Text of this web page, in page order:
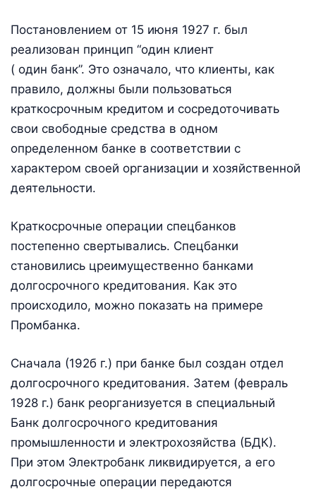
Постановлением от 15 июня 1927 г. был
реализован принцип “один клиент
( один банк”. Это означало, что клиенты, как
правило, должны были пользоваться
краткосрочным кредитом и сосредоточивать
свои свободные средства в одном
определенном банке в соответствии с
характером своей организации и хозяйственной
деятельности.
Краткосрочные операции спецбанков
постепенно свертывались. Спецбанки
становились цреимущественно банками
долгосрочного кредитования. Как это
происходило, можно показать на примере
Промбанка.
Сначала (192б г.) при банке был создан отдел
долгосрочного кредитования. Затем (февраль
1928 г.) банк реорганизуется в специальный
Банк долгосрочного кредитования
промышленности и электрохозяйства (БДК).
При этом Электробанк ликвидируется, а его
долгосрочные операции передаются